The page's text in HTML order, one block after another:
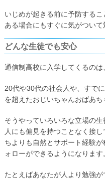
いじめが起きる前に予防する
ある場合にもすぐに気がついて
どんな生徒でも安心
通信制高校に入学してくるのは
20代や30代の社会人や、すで
を超えたおじいちゃんおばあち
そうやっていろいろな立場の
人にも偏見を持つことなく接
ちよりも自然とサポート経験
ォローができるようになります
たとえばあなたが人より勉強